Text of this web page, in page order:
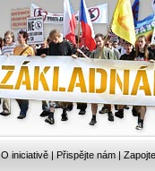
O iniciativě | Přispějte nám |